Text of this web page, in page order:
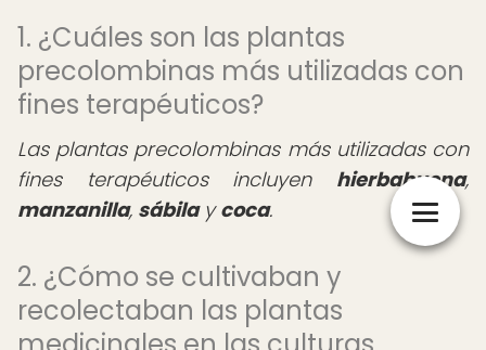
1. ¿Cuáles son las plantas
precolombinas más utilizadas con
fines terapéuticos?
Las plantas precolombinas más utilizadas con
fines terapéuticos incluyen hierbabuena,
manzanilla, sábilaycoca.
2. ¿Cómo se cultivaban y
recolectaban las plantas